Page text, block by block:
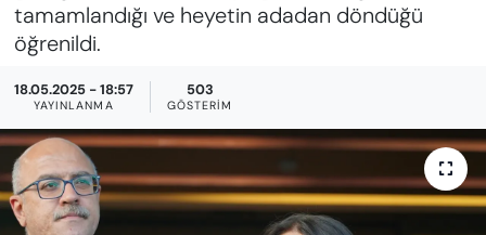
tamamlandığı ve heyetin adadan döndüğü
öğrenildi.
18.05.2025 - 18:57
YAYINLANMA
503
GÖSTERIM
EĞİTİM
KADIN
SAĞLIK
SPOR
Haber Arşivi